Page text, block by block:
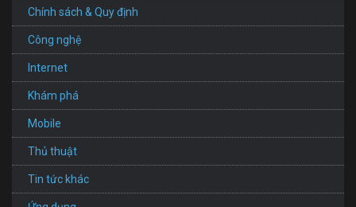
Chính sách & Quy định
Công nghệ
Internet
Khám phá
Mobile
Thủ thuật
Tin tức khác